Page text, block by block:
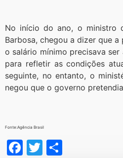
No início do ano, o ministro
Barbosa, chegou a dizer que
o salário mínimo precisava
para refletir as condições
seguinte, no entanto, o
negou que o governo
Fonte:Agência Brasil
Facebook
Twitter